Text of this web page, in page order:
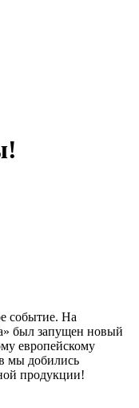
событие. На
был запущен новый
европейскому
мы добились
продукции!